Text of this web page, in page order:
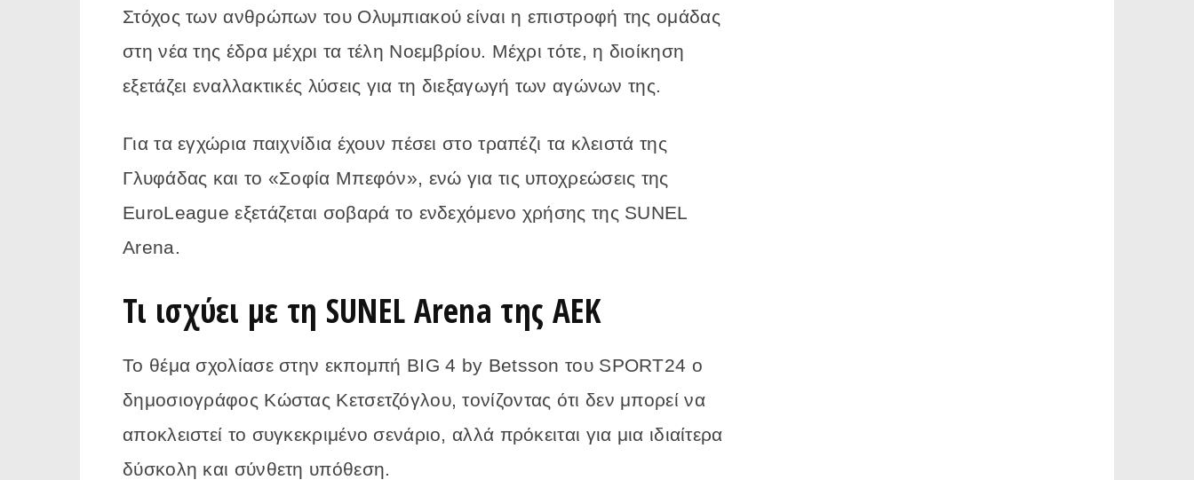
Στόχος των ανθρώπων του Ολυμπιακού είναι η επιστροφή της ομάδας
στη νέα της έδρα μέχρι τα τέλη Νοεμβρίου. Μέχρι τότε, η διοίκηση
εξετάζει εναλλακτικές λύσεις για τη διεξαγωγή των αγώνων της.
Για τα εγχώρια παιχνίδια έχουν πέσει στο τραπέζι τα κλειστά της
Γλυφάδας και το «Σοφία Μπεφόν», ενώ για τις υποχρεώσεις της
EuroLeague εξετάζεται σοβαρά το ενδεχόμενο χρήσης της SUNEL
Arena.
Τι ισχύει με τη SUNEL Arena της ΑΕΚ
Το θέμα σχολίασε στην εκπομπή BIG 4 by Betsson του SPORT24 ο
δημοσιογράφος Κώστας Κετσετζόγλου, τονίζοντας ότι δεν μπορεί να
αποκλειστεί το συγκεκριμένο σενάριο, αλλά πρόκειται για μια ιδιαίτερα
δύσκολη και σύνθετη υπόθεση.